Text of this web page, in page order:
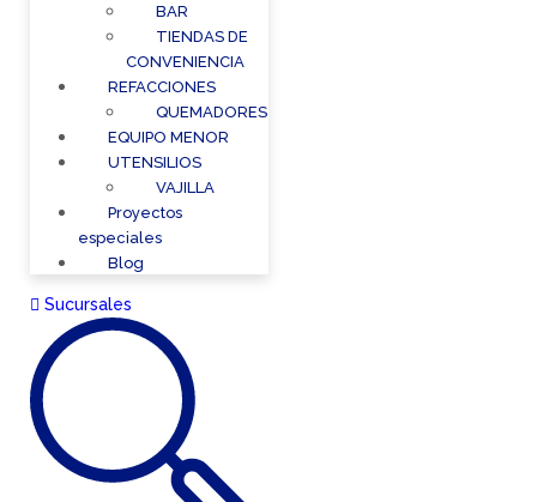
BAR
TIENDAS DE
CONVENIENCIA
REFACCIONES
QUEMADORES
EQUIPO MENOR
UTENSILIOS
VAJILLA
Proyectos
especiales
Blog
Sucursales